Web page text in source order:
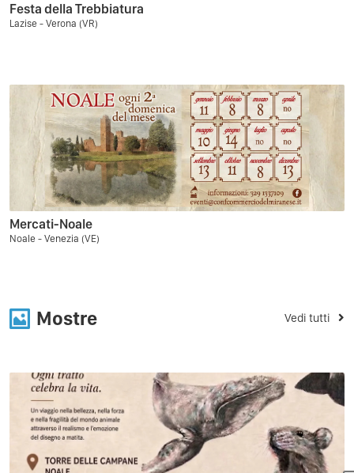
Festa della Trebbiatura
Lazise - Verona (VR)
Mercati-Noale
Noale - Venezia (VE)
Mostre Vedi tutti